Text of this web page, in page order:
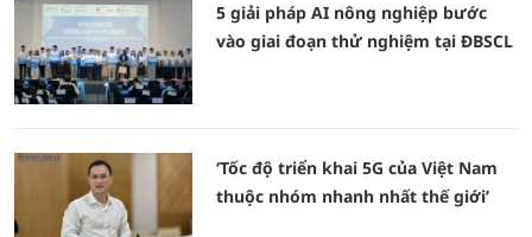
5 giải pháp AI nông nghiệp bước
vào giai đoạn thử nghiệm tại ĐBSCL
‘Tốc độ triển khai 5G của Việt Nam
thuộc nhóm nhanh nhất thế giới’